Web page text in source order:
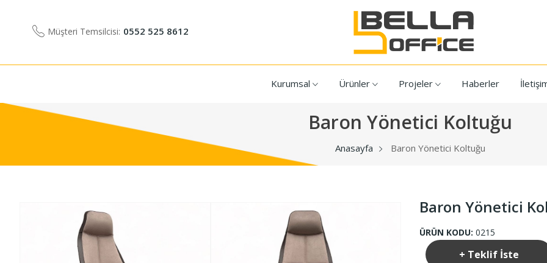
Müşteri Temsilcisi: 0552 525 8612
Kurumsal Ürünler Projeler Haberler
Baron Yönetici Koltuğu
Anasayfa Baron Yönetici Koltuğu
Baron Yönetici
ÜRÜN KODU: 0215
+ Teklif İste